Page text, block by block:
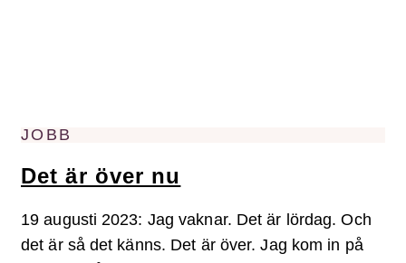
JOBB
Det är över nu
19 augusti 2023: Jag vaknar. Det är lördag. Och
det är så det känns. Det är över. Jag kom in på